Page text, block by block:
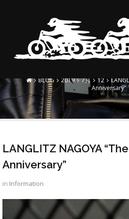
LANGLITZ
10TH
BLOG 2019 7月 12
Anniversary”
LANGLITZ NAGOYA
Anniversary”
in Information